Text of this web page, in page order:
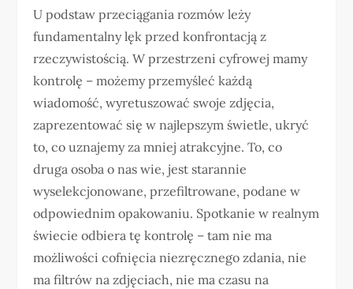
U podstaw przeciągania rozmów leży
fundamentalny lęk przed konfrontacją z
rzeczywistością. W przestrzeni cyfrowej mamy
kontrolę – możemy przemyśleć każdą
wiadomość, wyretuszować swoje zdjęcia,
zaprezentować się w najlepszym świetle, ukryć
to, co uznajemy za mniej atrakcyjne. To, co
druga osoba o nas wie, jest starannie
wyselekcjonowane, przefiltrowane, podane w
odpowiednim opakowaniu. Spotkanie w realnym
świecie odbiera tę kontrolę – tam nie ma
możliwości cofnięcia niezręcznego zdania, nie
ma filtrów na zdjęciach, nie ma czasu na